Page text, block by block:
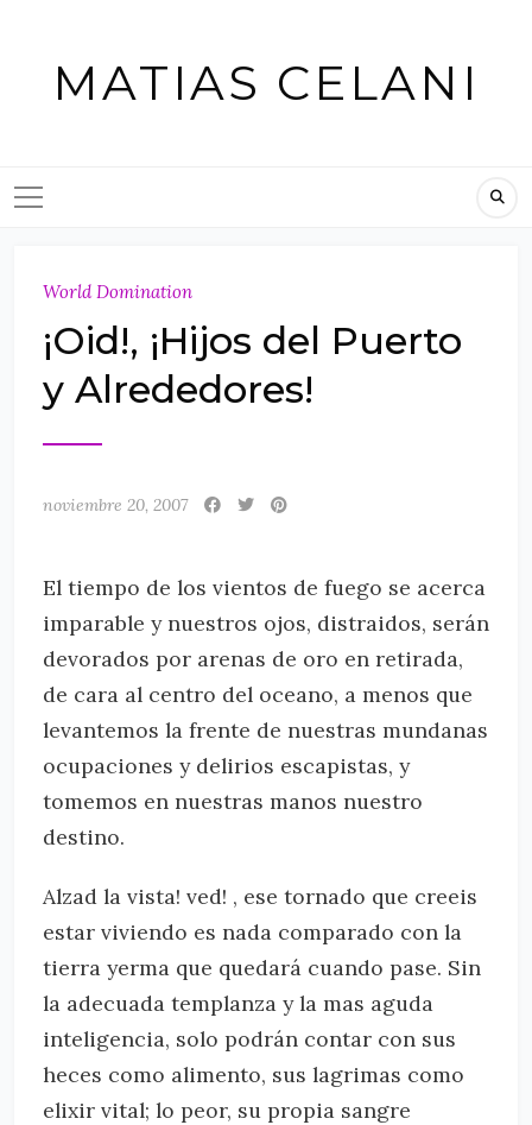
contentMATIAS CELANI
World Domination
¡Oid!, ¡Hijos del Puerto
y Alrededores!
noviembre 20, 2007
El tiempo de los vientos de fuego se acerca
imparable y nuestros ojos, distraidos, serán
devorados por arenas de oro en retirada,
de cara al centro del oceano, a menos que
levantemos la frente de nuestras mundanas
ocupaciones y delirios escapistas, y
tomemos en nuestras manos nuestro
destino.
Alzad la vista! ved! , ese tornado que creeis
estar viviendo es nada comparado con la
tierra yerma que quedará cuando pase. Sin
la adecuada templanza y la mas aguda
inteligencia, solo podrán contar con sus
heces como alimento, sus lagrimas como
elixir vital; lo peor, su propia sangre